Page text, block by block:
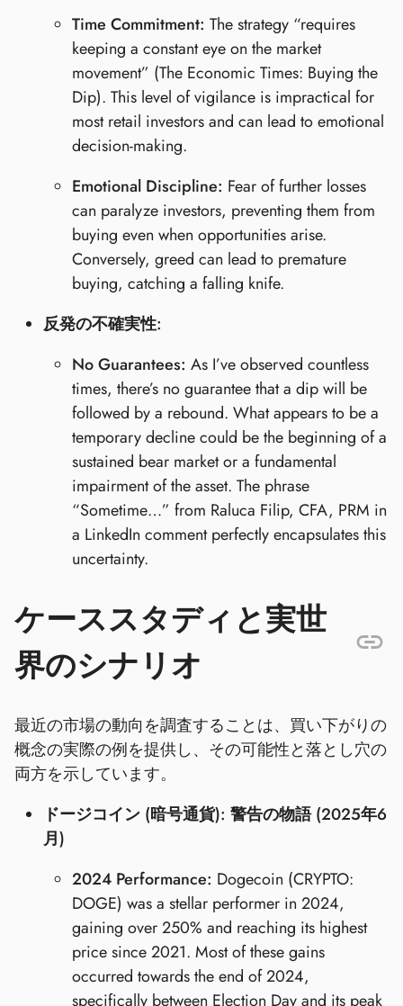
Time Commitment: The strategy “requires
keeping a constant eye on the market
movement” (The Economic Times: Buying the
Dip). This level of vigilance is impractical for
most retail investors and can lead to emotional
decision-making.
Emotional Discipline: Fear of further losses
can paralyze investors, preventing them from
buying even when opportunities arise.
Conversely, greed can lead to premature
buying, catching a falling knife.
反発の不確実性:
No Guarantees: As I’ve observed countless
times, there’s no guarantee that a dip will be
followed by a rebound. What appears to be a
temporary decline could be the beginning of a
sustained bear market or a fundamental
impairment of the asset. The phrase
“Sometime…” from Raluca Filip, CFA, PRM in
a LinkedIn comment perfectly encapsulates this
uncertainty.
ケーススタディと実世
界のシナリオ
最近の市場の動向を調査することは、買い下がりの
概念の実際の例を提供し、その可能性と落とし穴の
両方を示しています。
ドージコイン (暗号通貨): 警告の物語 (2025年6
月)
2024 Performance: Dogecoin (CRYPTO:
DOGE) was a stellar performer in 2024,
gaining over 250% and reaching its highest
price since 2021. Most of these gains
occurred towards the end of 2024,
specifically between Election Day and its peak